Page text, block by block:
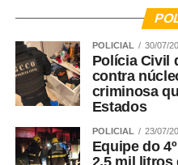
POLICIAL 30/07/
Polícia Civil
contra
criminosa
Estados
POLICIAL 23/07/
Equipe do